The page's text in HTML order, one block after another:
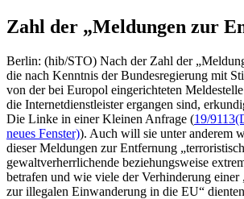
Zahl der „Meldungen zur
Berlin: (hib/STO) Nach der Zahl der
die nach Kenntnis der Bundesregierung mit
von der bei Europol eingerichteten
die Internetdienstleister ergangen sind,
Die Linke in einer Kleinen Anfrage (19/9113
neues Fenster)). Auch will sie unter anderem
dieser Meldungen zur Entfernung
gewaltverherrlichende beziehungsweise
betrafen und wie viele der Verhinderung
zur illegalen Einwanderung in die EU“